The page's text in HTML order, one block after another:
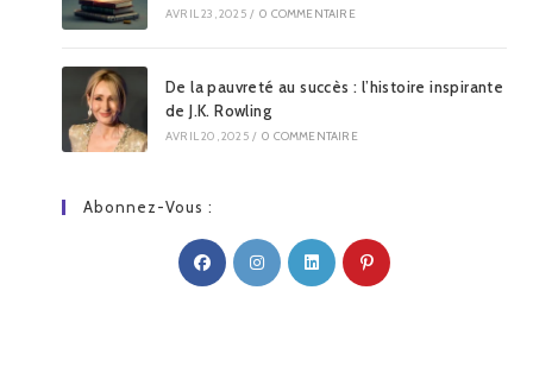
AVRIL 23, 2025 / 0 COMMENTAIRE
De la pauvreté au succès : l’histoire inspirante
de J.K. Rowling
AVRIL 20, 2025 / 0 COMMENTAIRE
Abonnez-Vous :